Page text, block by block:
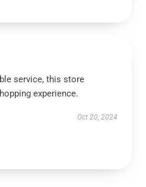
service, this store
experience.
Oct 20, 2024